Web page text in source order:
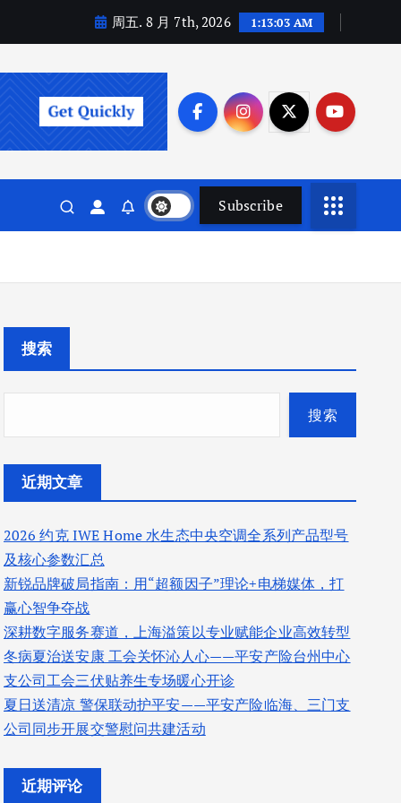
周五. 8 月 7th, 2026 1:13:03 AM
Subscribe
搜索
搜索
近期文章
2026 约克 IWE Home 水生态中央空调全系列产品型号
及核心参数汇总
新锐品牌破局指南：用“超额因子”理论+电梯媒体，打
赢心智争夺战
深耕数字服务赛道，上海溢策以专业赋能企业高效转型
冬病夏治送安康 工会关怀沁人心——平安产险台州中心
支公司工会三伏贴养生专场暖心开诊
夏日送清凉 警保联动护平安——平安产险临海、三门支
公司同步开展交警慰问共建活动
近期评论